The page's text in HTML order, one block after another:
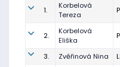
1.
Korbelová
Tereza
2.
Korbelová
Eliška
3. Zvěřinová Nina